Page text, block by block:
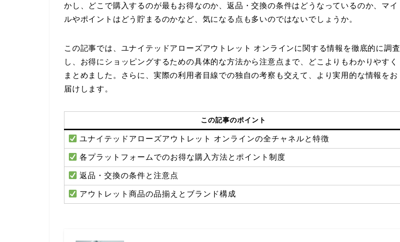
かし、どこで購入するのが最もお得なのか、返品・交換の条件はどうなっているのか、マイ
ルやポイントはどう貯まるのかなど、気になる点も多いのではないでしょうか。
この記事では、ユナイテッドアローズアウトレット オンラインに関する情報を徹底的に調査
し、お得にショッピングするための具体的な方法から注意点まで、どこよりもわかりやすく
まとめました。さらに、実際の利用者目線での独自の考察も交えて、より実用的な情報をお
届けします。
この記事のポイント
ユナイテッドアローズアウトレット オンラインの全チャネルと特徴
各プラットフォームでのお得な購入方法とポイント制度
返品・交換の条件と注意点
アウトレット商品の品揃えとブランド構成